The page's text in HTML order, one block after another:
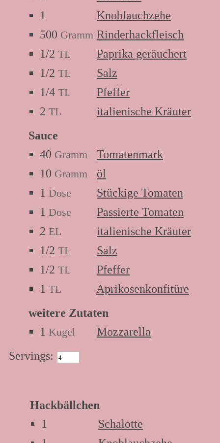
1
Knoblauchzehe
500 Gramm Rinderhackfleisch
1/2 TL
Paprika geräuchert
1/2 TL
Salz
1/4 TL
Pfeffer
2 TL
italienische Kräuter
Sauce
40 Gramm
Tomatenmark
10 Gramm
öl
1 Dose
Stückige Tomaten
1 Dose
Passierte Tomaten
2 EL
italienische Kräuter
1/2 TL
Salz
1/2 TL
Pfeffer
1 TL
Aprikosenkonfitüre
weitere Zutaten
1 Kugel
Mozzarella
Servings:
Hackbällchen
1
Schalotte